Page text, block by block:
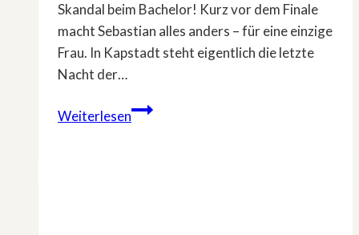
Skandal beim Bachelor! Kurz vor dem Finale
macht Sebastian alles anders – für eine einzige
Frau. In Kapstadt steht eigentlich die letzte
Nacht der…
WeiterlesenBachelor-